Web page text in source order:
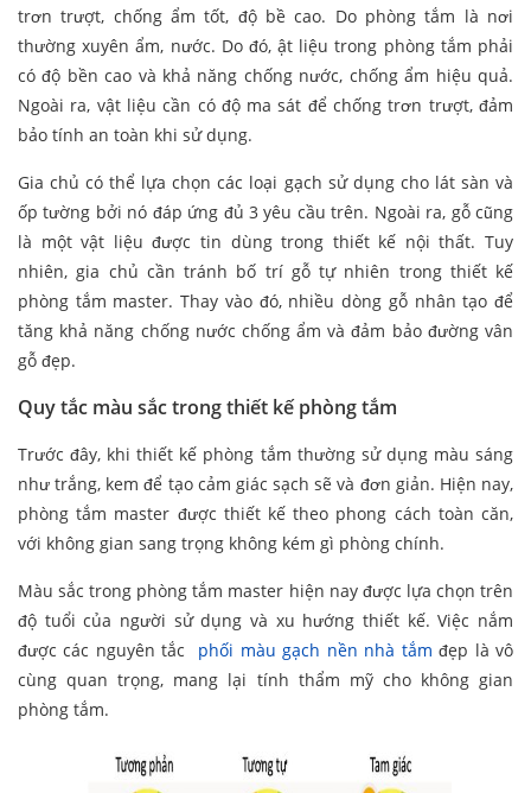
trơn trượt, chống ẩm tốt, độ bề cao. Do phòng tắm là nơi
thường xuyên ẩm, nước. Do đó, ật liệu trong phòng tắm phải
có độ bền cao và khả năng chống nước, chống ẩm hiệu quả.
Ngoài ra, vật liệu cần có độ ma sát để chống trơn trượt, đảm
bảo tính an toàn khi sử dụng.
Gia chủ có thể lựa chọn các loại gạch sử dụng cho lát sàn và
ốp tường bởi nó đáp ứng đủ 3 yêu cầu trên. Ngoài ra, gỗ cũng
là một vật liệu được tin dùng trong thiết kế nội thất. Tuy
nhiên, gia chủ cần tránh bố trí gỗ tự nhiên trong thiết kế
phòng tắm master. Thay vào đó, nhiều dòng gỗ nhân tạo để
tăng khả năng chống nước chống ẩm và đảm bảo đường vân
gỗ đẹp.
Quy tắc màu sắc trong thiết kế phòng tắm
Trước đây, khi thiết kế phòng tắm thường sử dụng màu sáng
như trắng, kem để tạo cảm giác sạch sẽ và đơn giản. Hiện nay,
phòng tắm master được thiết kế theo phong cách toàn căn,
với không gian sang trọng không kém gì phòng chính.
Màu sắc trong phòng tắm master hiện nay được lựa chọn trên
độ tuổi của người sử dụng và xu hướng thiết kế. Việc nắm
được các nguyên tắc phối màu gạch nền nhà tắm đẹp là vô
cùng quan trọng, mang lại tính thẩm mỹ cho không gian
phòng tắm.